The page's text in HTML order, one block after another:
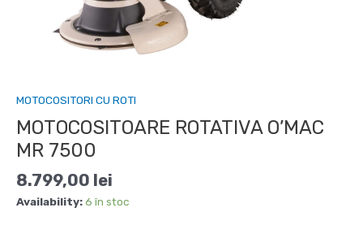
MOTOCOSITORI CU ROTI
MOTOCOSITOARE ROTATIVA O’MAC
MR 7500
8.799,00 lei
Availability:6 în stoc